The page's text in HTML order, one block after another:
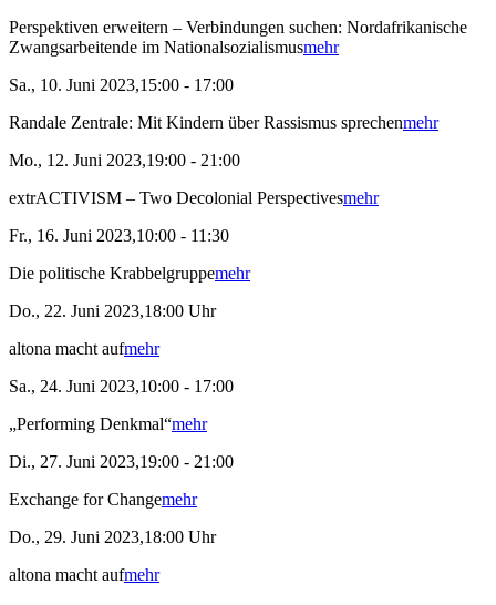
Perspektiven erweitern – Verbindungen suchen: Nordafrikanische
Zwangsarbeitende im Nationalsozialismusmehr
Sa., 10. Juni 2023,15:00 - 17:00
Randale Zentrale: Mit Kindern über Rassismus sprechenmehr
Mo., 12. Juni 2023,19:00 - 21:00
extrACTIVISM – Two Decolonial Perspectivesmehr
Fr., 16. Juni 2023,10:00 - 11:30
Die politische Krabbelgruppemehr
Do., 22. Juni 2023,18:00 Uhr
altona macht aufmehr
Sa., 24. Juni 2023,10:00 - 17:00
„Performing Denkmal“mehr
Di., 27. Juni 2023,19:00 - 21:00
Exchange for Changemehr
Do., 29. Juni 2023,18:00 Uhr
altona macht aufmehr